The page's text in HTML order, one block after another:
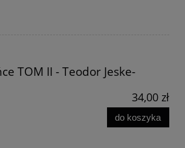
TOM II - Teodor Jeske-
34,00 zł
do koszyka